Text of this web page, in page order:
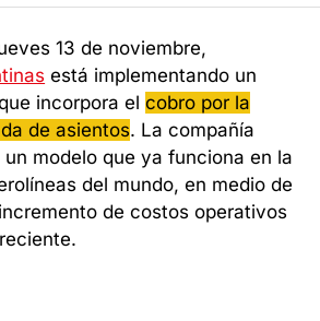
13 de noviembre,
está implementando un
incorpora elcobro por la
de asientos. La compañía
modelo que ya funciona en la
del mundo, en medio de
de costos operativos